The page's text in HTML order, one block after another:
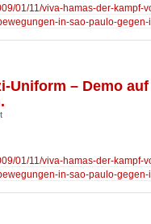
01/11/viva-hamas-der-
in-sao-paulo-
Uniform – Demo
01/11/viva-hamas-der-
in-sao-paulo-